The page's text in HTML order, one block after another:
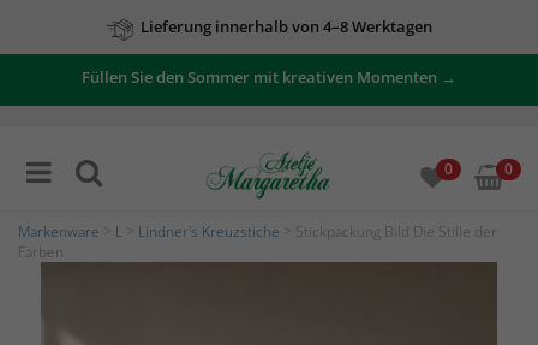
Lieferung innerhalb von 4–8 Werktagen
Füllen Sie den Sommer mit kreativen Momenten →
0 0
Markenware L Lindner's Kreuzstiche > Stickpackung Bild Die Stille der
Farben